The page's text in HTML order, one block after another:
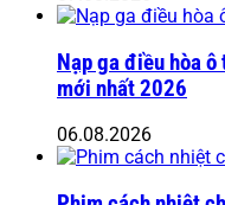
Nạp ga điều hòa
mới nhất 2026
06.08.2026